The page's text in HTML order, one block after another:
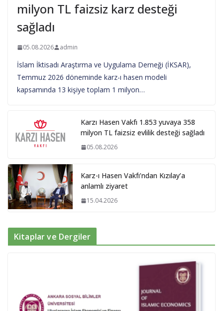
milyon TL faizsiz karz desteği
sağladı
05.08.2026 admin
İslam İktisadı Araştırma ve Uygulama Derneği (İKSAR),
Temmuz 2026 döneminde karz-ı hasen modeli
kapsamında 13 kişiye toplam 1 milyon…
Karzı Hasen Vakfı 1.853 yuvaya 358
milyon TL faizsiz evlilik desteği sağladı
05.08.2026
Karz-ı Hasen Vakfı’ndan Kızılay’a
anlamlı ziyaret
15.04.2026
Kitaplar ve Dergiler